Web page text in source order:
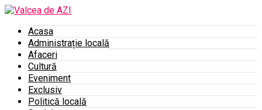
Acasa
Administrație locală
Afaceri
Cultură
Eveniment
Exclusiv
Politică locală